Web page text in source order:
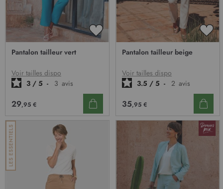
AJOUTER
D’ENVIE
Pantalon tailleur vert
Voir tailles dispo
3 / 5 - 3 avis
29,95 €
Pantalon tailleur beige
Voir tailles dispo
3.5 / 5 - 2 avis
35,95 €